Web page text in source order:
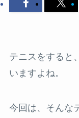
テニスをすると
いますよね。
今回は、そんな